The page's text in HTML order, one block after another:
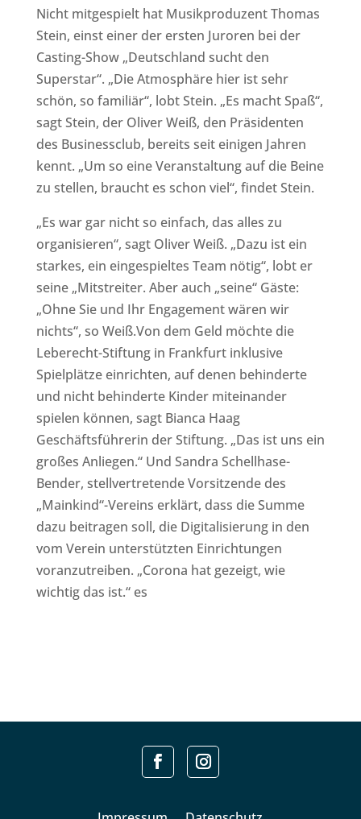
Nicht mitgespielt hat Musikproduzent Thomas
Stein, einst einer der ersten Juroren bei der
Casting-Show „Deutschland sucht den
Superstar“. „Die Atmosphäre hier ist sehr
schön, so familiär“, lobt Stein. „Es macht Spaß“,
sagt Stein, der Oliver Weiß, den Präsidenten
des Businessclub, bereits seit einigen Jahren
kennt. „Um so eine Veranstaltung auf die Beine
zu stellen, braucht es schon viel“, findet Stein.
„Es war gar nicht so einfach, das alles zu
organisieren“, sagt Oliver Weiß. „Dazu ist ein
starkes, ein eingespieltes Team nötig“, lobt er
seine „Mitstreiter. Aber auch „seine“ Gäste:
„Ohne Sie und Ihr Engagement wären wir
nichts“, so Weiß.Von dem Geld möchte die
Leberecht-Stiftung in Frankfurt inklusive
Spielplätze einrichten, auf denen behinderte
und nicht behinderte Kinder miteinander
spielen können, sagt Bianca Haag
Geschäftsführerin der Stiftung. „Das ist uns ein
großes Anliegen.“ Und Sandra Schellhase-
Bender, stellvertretende Vorsitzende des
„Mainkind“-Vereins erklärt, dass die Summe
dazu beitragen soll, die Digitalisierung in den
vom Verein unterstützten Einrichtungen
voranzutreiben. „Corona hat gezeigt, wie
wichtig das ist.“ es